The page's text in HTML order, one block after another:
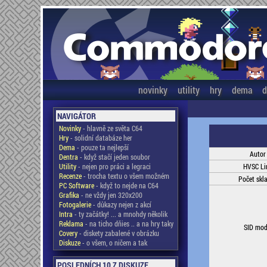
novinky utility hry dema
NAVIGÁTOR
Novinky- hlavně ze světa C64
Hry- solidní databáze her
Dema - pouze ta nejlepší
Dentra - když stačí jeden soubor
Utility- nejen pro práci a legraci
Recenze- trocha textu o všem možném
PC Software- když to nejde na C64
Grafika - ne vždy jen 320x200
Fotogalerie- důkazy nejen z akcí
Intra - ty začátky! ... a mnohdy několik
Reklama - na ticho dňies .. a na hry taky
Covery- diskety zabalené v obrázku
Diskuze- o všem, o ničem a tak
Autor
HVSC
Počet
SID